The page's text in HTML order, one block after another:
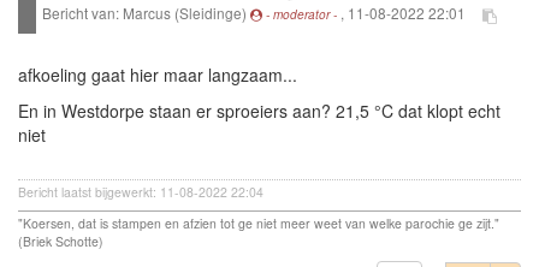
Bericht van: Marcus (Sleidinge) - moderator - , 11-08-2022 22:01
afkoeling gaat hier maar langzaam...
En in Westdorpe staan er sproeiers aan? 21,5 °C dat klopt echt
niet
Bericht laatst bijgewerkt: 11-08-2022 22:04
"Koersen, dat is stampen en afzien tot ge niet meer weet van welke parochie ge zijt."
(Briek Schotte)